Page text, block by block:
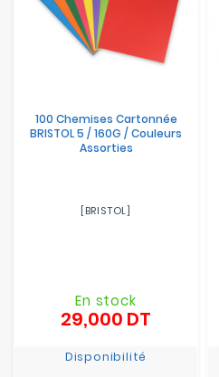
100 Chemises Cartonnée
BRISTOL 5 / 160G / Couleurs
Assorties
[BRISTOL]
En stock
29,000 DT
Disponibilité